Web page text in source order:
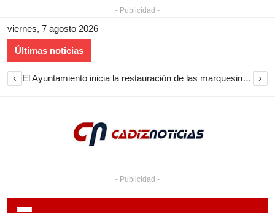
- Publicidad -
viernes, 7 agosto 2026
Últimas noticias
‹ El Ayuntamiento inicia la restauración de las marquesinas de Plaza Esteve para volver a instalarlas en el centro de Jerez ›
- Publicidad -